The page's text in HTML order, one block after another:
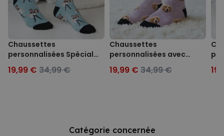
Chaussettes
personnalisées Spécial
Mariage avec 2 visages
19,99 € 34,99 €
Chaussettes
personnalisées avec
votre animal de
compagnie
19,99 € 34,99 €
Catégorie concernée